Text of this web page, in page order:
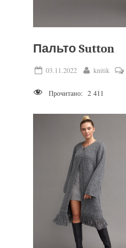
Пальто Sutton
Posted
03.11.2022 By
knitik
Прочитано: 2 411